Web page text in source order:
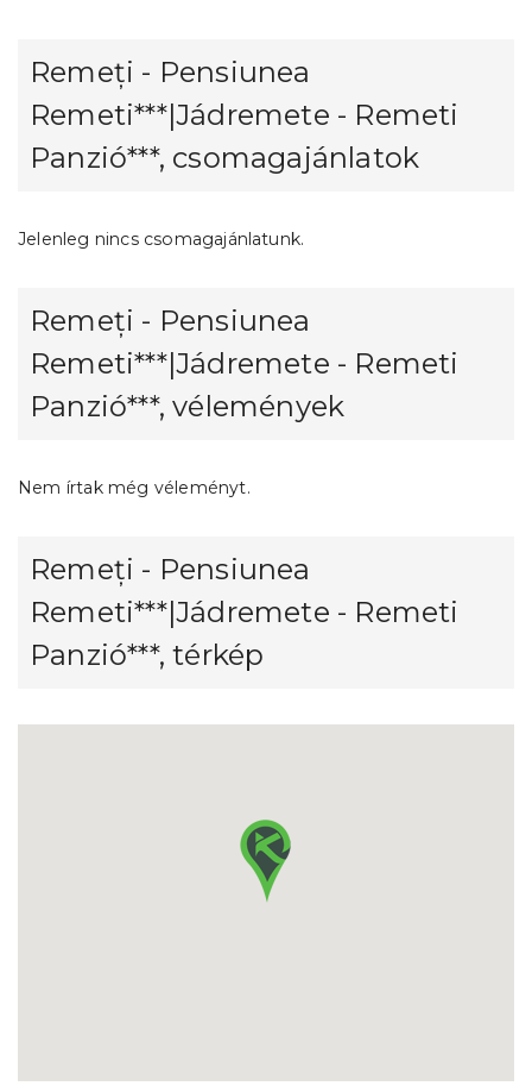
Remeți - Pensiunea
Remeti***|Jádremete - Remeti
Panzió***, csomagajánlatok
Jelenleg nincs csomagajánlatunk.
Remeți - Pensiunea
Remeti***|Jádremete - Remeti
Panzió***, vélemények
Nem írtak még véleményt.
Remeți - Pensiunea
Remeti***|Jádremete - Remeti
Panzió***, térkép